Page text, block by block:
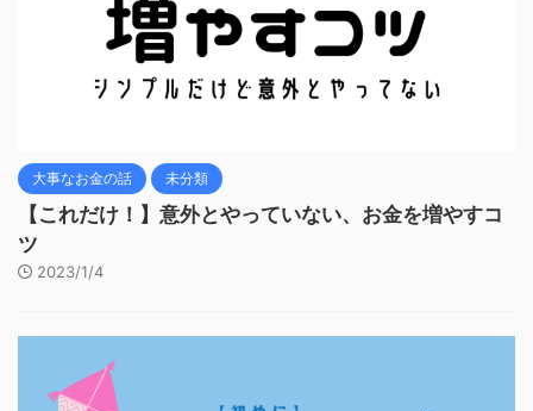
大事なお金の話 未分類
【これだけ！】意外とやっていない、お金を増やすコ
ツ
2023/1/4